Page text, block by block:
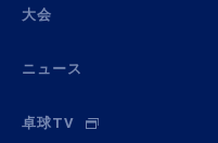
大会
ニュース
卓球TV